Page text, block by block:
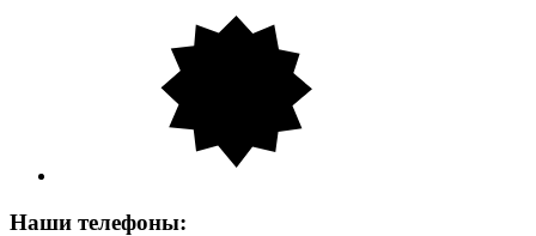
Наши телефоны: